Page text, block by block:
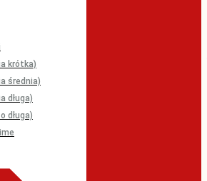
krótka)
średnia)
długa)
długa)